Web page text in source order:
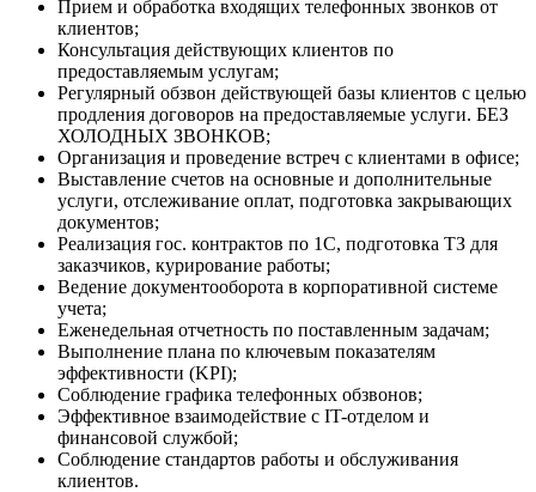
Прием и обработка входящих телефонных звонков от
клиентов;
Консультация действующих клиентов по
предоставляемым услугам;
Регулярный обзвон действующей базы клиентов с целью
продления договоров на предоставляемые услуги. БЕЗ
ХОЛОДНЫХ ЗВОНКОВ;
Организация и проведение встреч с клиентами в офисе;
Выставление счетов на основные и дополнительные
услуги, отслеживание оплат, подготовка закрывающих
документов;
Реализация гос. контрактов по 1С, подготовка ТЗ для
заказчиков, курирование работы;
Ведение документооборота в корпоративной системе
учета;
Еженедельная отчетность по поставленным задачам;
Выполнение плана по ключевым показателям
эффективности (KPI);
Соблюдение графика телефонных обзвонов;
Эффективное взаимодействие с IT-отделом и
финансовой службой;
Соблюдение стандартов работы и обслуживания
клиентов.